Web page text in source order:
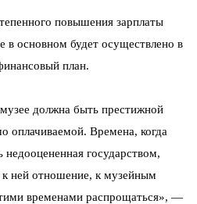
повышения зарплаты
в основном будет осуществлено в
план.
должна быть престижной
оплачиваемой. Времена, когда
недооцененная государством,
к ней отношение, к музейным
временами распрощаться», —